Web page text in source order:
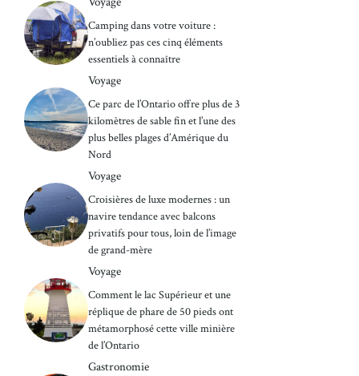
Camping dans votre voiture :
n’oubliez pas ces cinq éléments
essentiels à connaître
Voyage
Ce parc de l’Ontario offre plus de 3
kilomètres de sable fin et l’une des
plus belles plages d’Amérique du
Nord
Voyage
Croisières de luxe modernes : un
navire tendance avec balcons
privatifs pour tous, loin de l’image
de grand-mère
Voyage
Comment le lac Supérieur et une
réplique de phare de 50 pieds ont
métamorphosé cette ville minière
de l’Ontario
Gastronomie